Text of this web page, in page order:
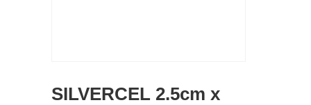
SILVERCEL 2.5cm x